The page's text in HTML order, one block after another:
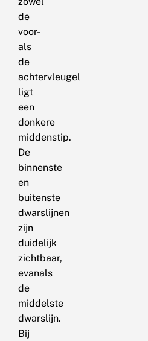
de
voor-
als
de
achtervleugel
ligt
een
donkere
middenstip.
De
binnenste
en
buitenste
dwarslijnen
zijn
duidelijk
zichtbaar,
evanals
de
middelste
dwarslijn.
Bij